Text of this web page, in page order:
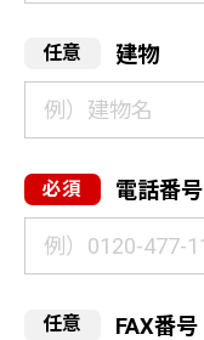
建物
電話番号
FAX番号